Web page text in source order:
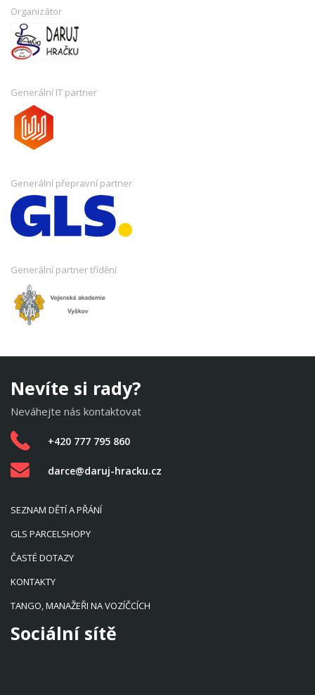
Organizátor
Generální IT partner
Generální přepravní partner
Generální partner třídění
Nevíte si rady?
Neváhejte nás kontaktovat
+420 777 795 860
darce@daruj-hracku.cz
SEZNAM DĚTÍ A PŘÁNÍ
GLS PARCELSHOPY
ČASTÉ DOTAZY
KONTAKTY
TANGO, MANAŽEŘI NA VOZÍČCÍCH
Sociální sítě